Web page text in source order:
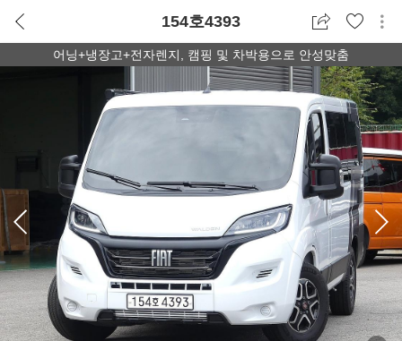
154호4393
어닝+냉장고+전자렌지, 캠핑 및 차박용으로 안성맞춤